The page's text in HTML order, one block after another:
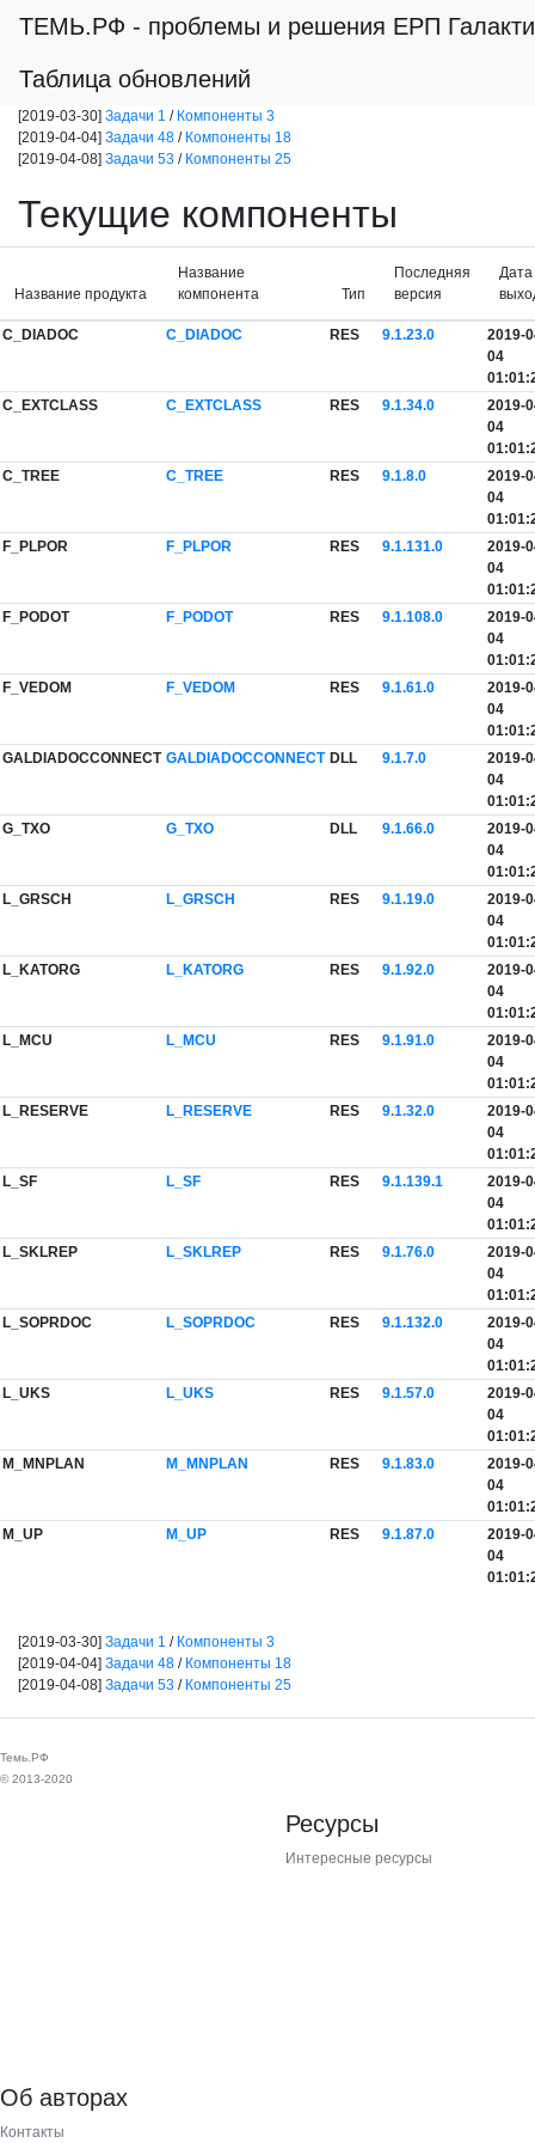
ТЕМЬ.РФ - проблемы и решения ЕРП
Таблица обновлений
[2019-03-30] Задачи 1 / Компоненты 3
[2019-04-04] Задачи 48 / Компоненты 18
[2019-04-08] Задачи 53 / Компоненты 25
Текущие компоненты
Название продукта
Название
компонента
Тип
Последняя
версия
Дата
C_DIADOC C_DIADOC RES 9.1.23.0
2019-
04
C_EXTCLASS
C_EXTCLASS RES 9.1.34.0
2019-
04
C_TREE
C_TREE RES 9.1.8.0
2019-
04
F_PLPOR
F_PLPOR RES 9.1.131.0
2019-
04
F_PODOT
F_PODOT RES 9.1.108.0
2019-
04
F_VEDOM
F_VEDOM RES 9.1.61.0
2019-
04
GALDIADOCCONNECT GALDIADOCCONNECT DLL 9.1.7.0
2019-
04
G_TXO
G_TXO DLL 9.1.66.0
2019-
04
L_GRSCH
L_GRSCH RES 9.1.19.0
2019-
04
L_KATORG
L_KATORG RES 9.1.92.0
2019-
04
L_MCU
L_MCU RES 9.1.91.0
2019-
04
L_RESERVE
L_RESERVE RES 9.1.32.0
2019-
04
L_SF
L_SF RES 9.1.139.1
2019-
04
L_SKLREP
L_SKLREP RES 9.1.76.0
2019-
04
L_SOPRDOC
L_SOPRDOC RES 9.1.132.0
2019-
04
L_UKS
L_UKS RES 9.1.57.0
2019-
04
M_MNPLAN
M_MNPLAN RES 9.1.83.0
2019-
04
M_UP
M_UP RES 9.1.87.0
2019-
04
[2019-03-30] Задачи 1 / Компоненты 3
[2019-04-04] Задачи 48 / Компоненты 18
[2019-04-08] Задачи 53 / Компоненты 25
Темь.РФ
© 2013-2020
Ресурсы
Интересные ресурсы
Об авторах
Контакты